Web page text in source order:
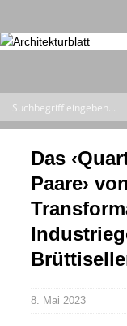
Das
Paare›
8. Mai 2023